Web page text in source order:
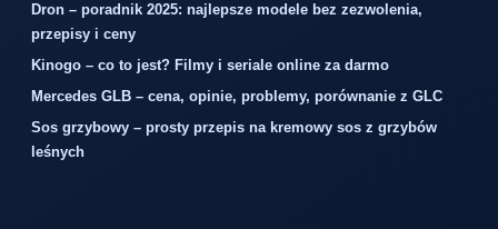
Dron – poradnik 2025: najlepsze modele bez zezwolenia,
przepisy i ceny
Kinogo – co to jest? Filmy i seriale online za darmo
Mercedes GLB – cena, opinie, problemy, porównanie z GLC
Sos grzybowy – prosty przepis na kremowy sos z grzybów
leśnych